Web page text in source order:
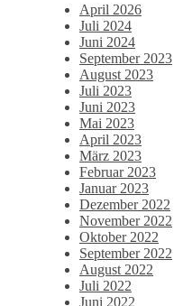
April 2026
Juli 2024
Juni 2024
September 2023
August 2023
Juli 2023
Juni 2023
Mai 2023
April 2023
März 2023
Februar 2023
Januar 2023
Dezember 2022
November 2022
Oktober 2022
September 2022
August 2022
Juli 2022
Juni 2022